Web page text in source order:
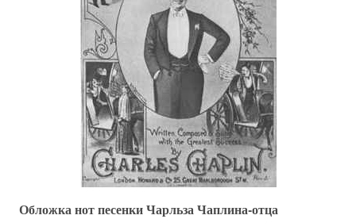
Обложка нот песенки Чарльза Чаплина-отца